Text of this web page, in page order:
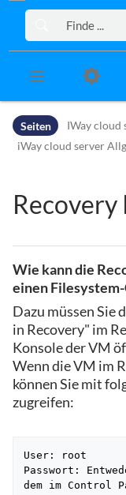
Zur Kopfleiste
Zur Hauptnavigation
Zu den Seitenwerkzeugen
Seiten
IWay cloud
iWay cloud server
Recovery
Wie kann die
einen
Dazu müssen Sie
in Recovery" im
Konsole der VM
​Wenn die VM im
können Sie mit
zugreifen:
User: root
Passwort:
dem im Control